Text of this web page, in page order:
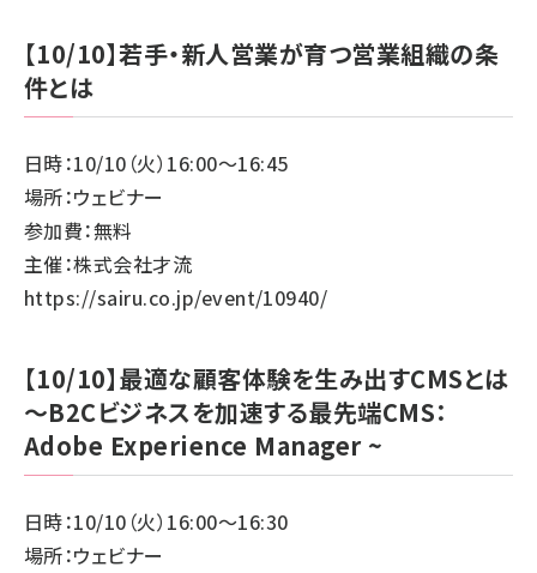
【10/10】若手・新人営業が育つ営業組織の条
件とは
日時：10/10（火）16:00～16:45
場所：ウェビナー
参加費：無料
主催：株式会社才流
https://sairu.co.jp/event/10940/
【10/10】最適な顧客体験を生み出すCMSとは
～B2Cビジネスを加速する最先端CMS：
Adobe Experience Manager ~
日時：10/10（火）16:00～16:30
場所：ウェビナー